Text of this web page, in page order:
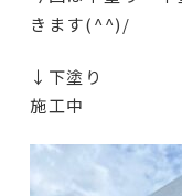
きます(^^)/
↓下塗り
施工中